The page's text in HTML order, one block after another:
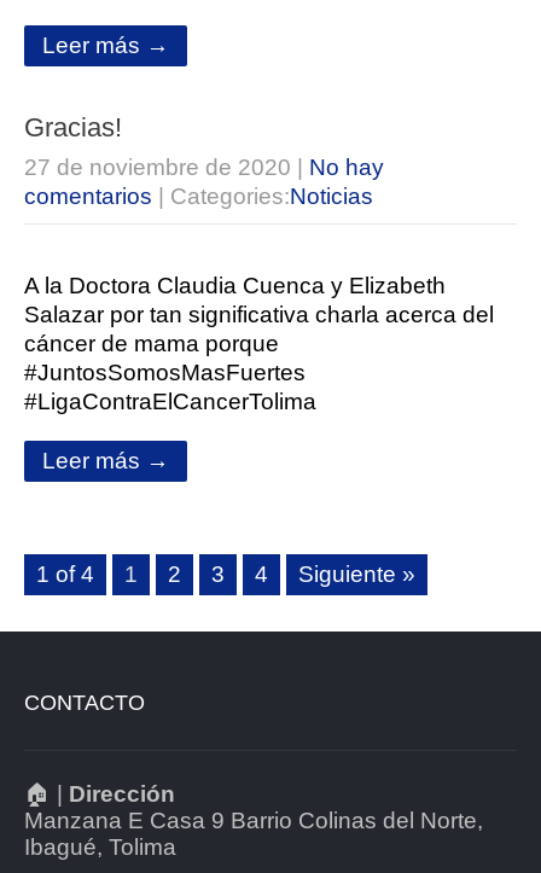
Leer más →
Gracias!
27 de noviembre de 2020
No hay
comentarios
| Categories:Noticias
A la Doctora Claudia Cuenca y Elizabeth
Salazar por tan significativa charla acerca del
cáncer de mama porque
#JuntosSomosMasFuertes
#LigaContraElCancerTolima
Leer más →
1 of 4 1 2 3 4 Siguiente »
CONTACTO
🏠 | Dirección
Manzana E Casa 9 Barrio Colinas del Norte,
Ibagué, Tolima